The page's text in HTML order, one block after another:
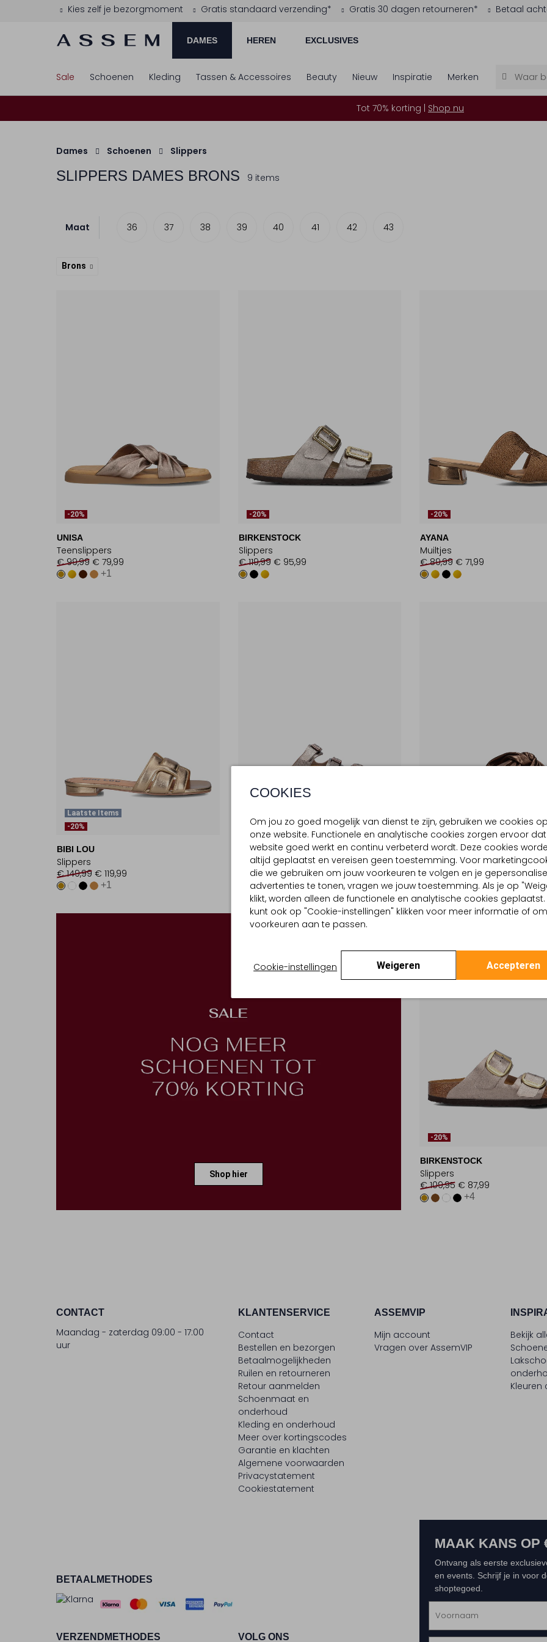
Kies zelf je bezorgmoment Gratis standaard verzending* Gratis 30 dagen retourneren* Betaal
DAMES HEREN EXCLUSIVES
COOKIES
Om jou zo goed mogelijk van dienst te zijn, gebruiken we cookies op
onze website. Functionele en analytische cookies zorgen ervoor
website goed werkt en continu verbeterd wordt. Deze cookies
altijd geplaatst en vereisen geen toestemming. Voor
die we gebruiken om jouw voorkeuren te volgen en je
advertenties te tonen, vragen we jouw toestemming. Als je op
klikt, worden alleen de functionele en analytische cookies geplaatst.
kunt ook op "Cookie-instellingen" klikken voor meer informatie of
voorkeuren aan te passen.
Cookie-instellingen Weigeren Accepteren
Sale Schoenen Kleding Tassen & Accessoires Beauty Nieuw Inspiratie Merken
Tot 70% korting | Shop nu
Dames Schoenen Slippers
SLIPPERS DAMES BRONS 9 items
Maat 36 37 38 39 40 41 42 43
Brons
-20%
UNISA
Teenslippers
€ 99,99 € 79,99
+1
-20%
BIRKENSTOCK
Slippers
€ 119,99 € 95,99
-20%
AYANA
Muiltjes
€ 89,99 € 71,99
Laatste Items
-20%
BIBI LOU
Slippers
€ 149,99 € 119,99
+1
-20%
BIRKENSTOCK
Slippers
€ 109,99 € 87,99
-50%
LINA LOCCHI
Slippers
€ 119,95 € 59,99
Shop hier
-20%
BIRKENSTOCK
Slippers
€ 109,95 € 87,99
+4
CONTACT
Maandag - zaterdag 09:00 - 17:00
uur
KLANTENSERVICE
Contact
Bestellen en bezorgen
Betaalmogelijkheden
Ruilen en retourneren
Retour aanmelden
Schoenmaat en
onderhoud
Kleding en onderhoud
Meer over kortingscodes
Garantie en klachten
Algemene voorwaarden
Privacystatement
Cookiestatement
ASSEMVIP
Mijn account
Vragen over AssemVIP
Bekijk
BETAALMETHODES
VERZENDMETHODES VOLG ONS
MAAK KANS OP
Ontvang als eerste
en events. Schrijf je in voor
shoptegoed.